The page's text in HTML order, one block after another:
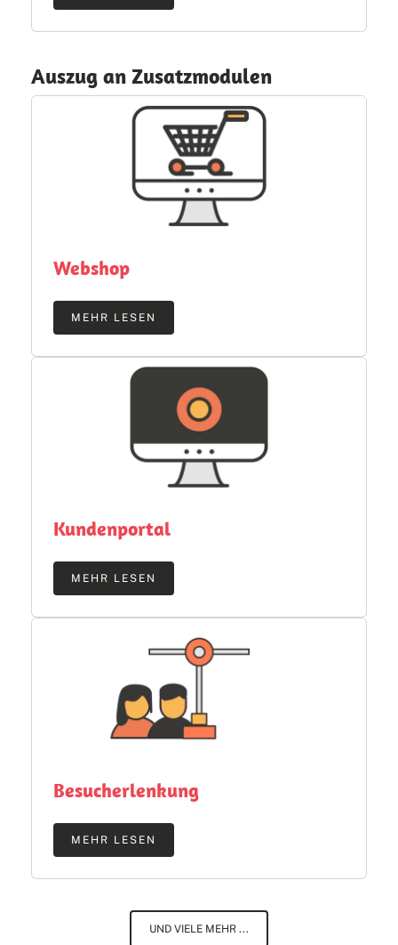
Auszug an Zusatzmodulen
Webshop
MEHR LESEN
Kundenportal
MEHR LESEN
Besucherlenkung
MEHR LESEN
UND VIELE MEHR ...